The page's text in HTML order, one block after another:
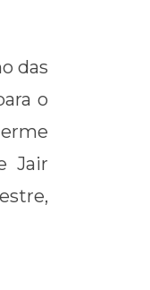
das
o
Jair